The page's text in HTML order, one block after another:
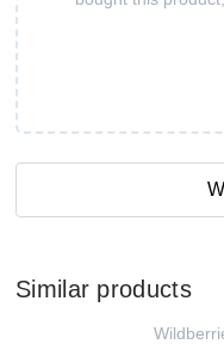
Similar products